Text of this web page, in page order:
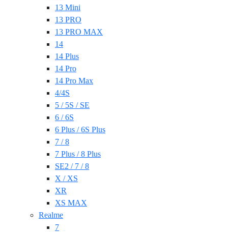
13 Mini
13 PRO
13 PRO MAX
14
14 Plus
14 Pro
14 Pro Max
4/4S
5 / 5S / SE
6 / 6S
6 Plus / 6S Plus
7 / 8
7 Plus / 8 Plus
SE2 / 7 / 8
X / XS
XR
XS MAX
Realme
7